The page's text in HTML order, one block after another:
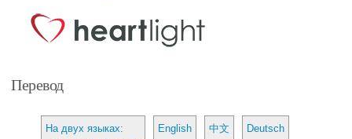
Перевод
На двух языках:
English 中文 Deutsch